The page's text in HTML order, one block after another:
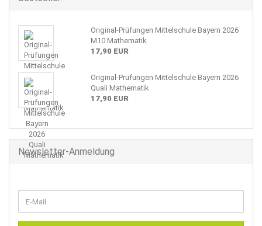
Original-Prüfungen Mittelschule Bayern 2026
M10 Mathematik
17,90 EUR
Original-Prüfungen Mittelschule Bayern 2026
Quali Mathematik
17,90 EUR
Newsletter-Anmeldung
ZUR
E-
Mail